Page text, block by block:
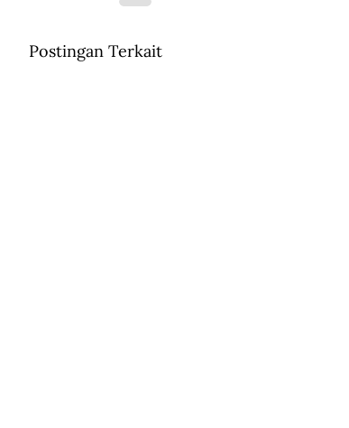
Postingan Terkait